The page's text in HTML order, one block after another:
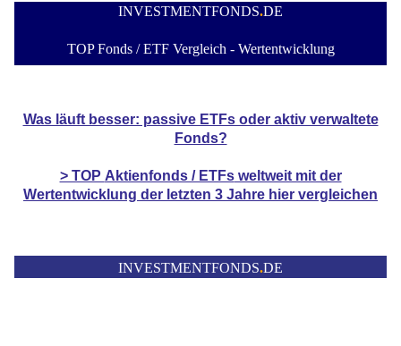
INVESTMENTFONDS.DE
TOP Fonds / ETF Vergleich - Wertentwicklung
Was läuft besser: passive ETFs oder aktiv verwaltete
Fonds?
> TOP Aktienfonds / ETFsweltweit mit der
Wertentwicklung der letzten 3 Jahre hier vergleichen
INVESTMENTFONDS.DE